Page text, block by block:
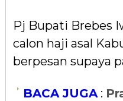
Pj Bupati Brebes
calon haji asal
berpesan supaya
BACA JUGA: